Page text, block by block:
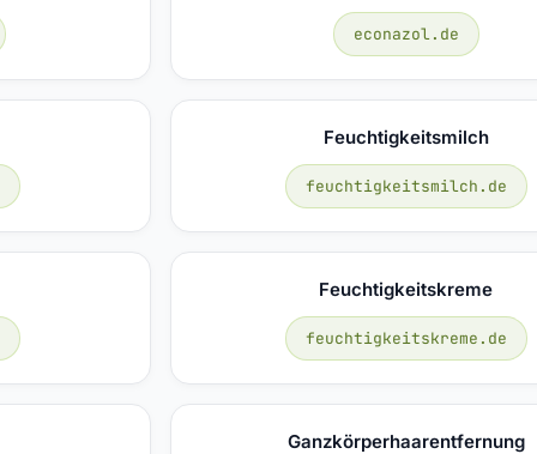
econazol.de
Feuchtigkeitsmilch
feuchtigkeitsmilch.de
Feuchtigkeitskreme
feuchtigkeitskreme.de
Ganzkörperhaarentfernung